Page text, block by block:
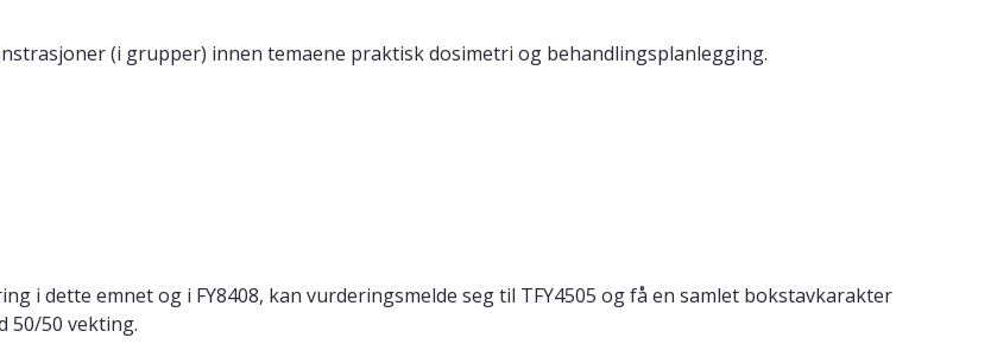
(i grupper) innen temaene praktisk dosimetri og behandlingsplanlegging.
i dette emnet og i FY8408, kan vurderingsmelde seg til TFY4505 og få en samlet bokstavkarakter
50/50 vekting.